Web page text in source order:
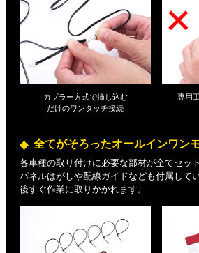
カプラー方式で挿し込む
だけのワンタッチ接続
専用
全てがそろったオールインワン
各車種の取り付けに必要な部材が全てセット
パネルはがしや配線ガイドなども付属して
後すぐ作業に取りかかれます。